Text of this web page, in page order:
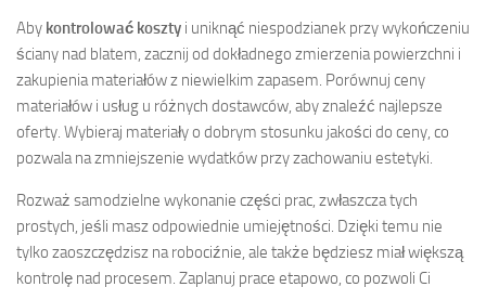
Aby kontrolować koszty i uniknąć niespodzianek przy wykończeniu
ściany nad blatem, zacznij od dokładnego zmierzenia powierzchni i
zakupienia materiałów z niewielkim zapasem. Porównuj ceny
materiałów i usług u różnych dostawców, aby znaleźć najlepsze
oferty. Wybieraj materiały o dobrym stosunku jakości do ceny, co
pozwala na zmniejszenie wydatków przy zachowaniu estetyki.
Rozważ samodzielne wykonanie części prac, zwłaszcza tych
prostych, jeśli masz odpowiednie umiejętności. Dzięki temu nie
tylko zaoszczędzisz na robociźnie, ale także będziesz miał większą
kontrolę nad procesem. Zaplanuj prace etapowo, co pozwoli Ci